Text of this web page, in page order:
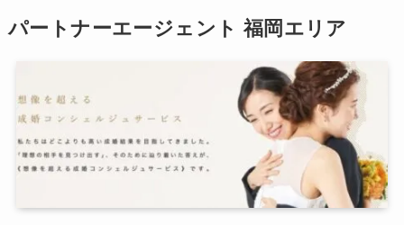
パートナーエージェント 福岡エリア